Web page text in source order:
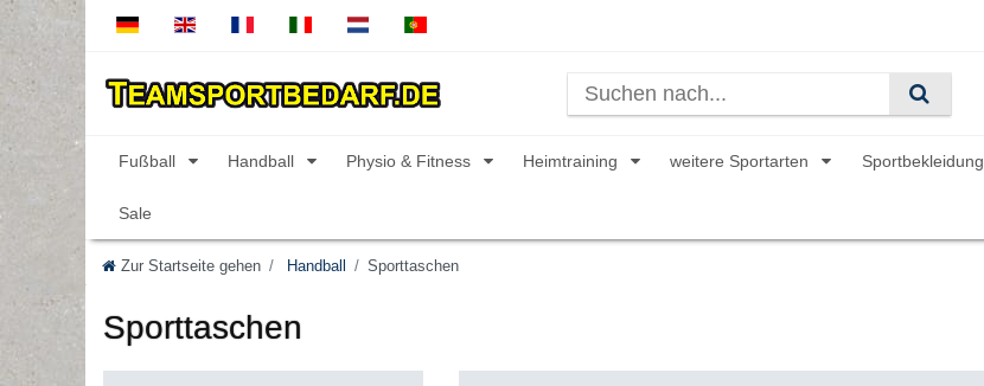
Fußball Handball Physio & Fitness Heimtraining weitere Sportarten Sportbekleidung
Sale
Zur Startseite gehen Handball Sporttaschen
Sporttaschen